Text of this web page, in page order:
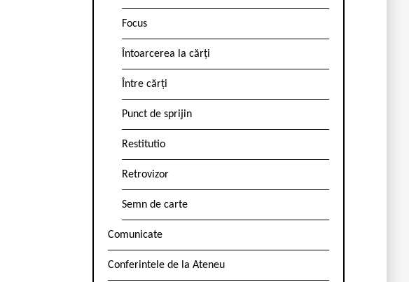
Focus
Întoarcerea la cărți
Între cărți
Punct de sprijin
Restitutio
Retrovizor
Semn de carte
Comunicate
Conferintele de la Ateneu